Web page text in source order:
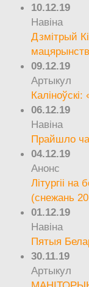
10.12.19
Навіна
Дзмітрый
09.12.19
Артыкул
06.12.19
Навіна
Прайшло
04.12.19
Анонс
Літургіі
(снежань
01.12.19
Навіна
Пятыя
30.11.19
Артыкул